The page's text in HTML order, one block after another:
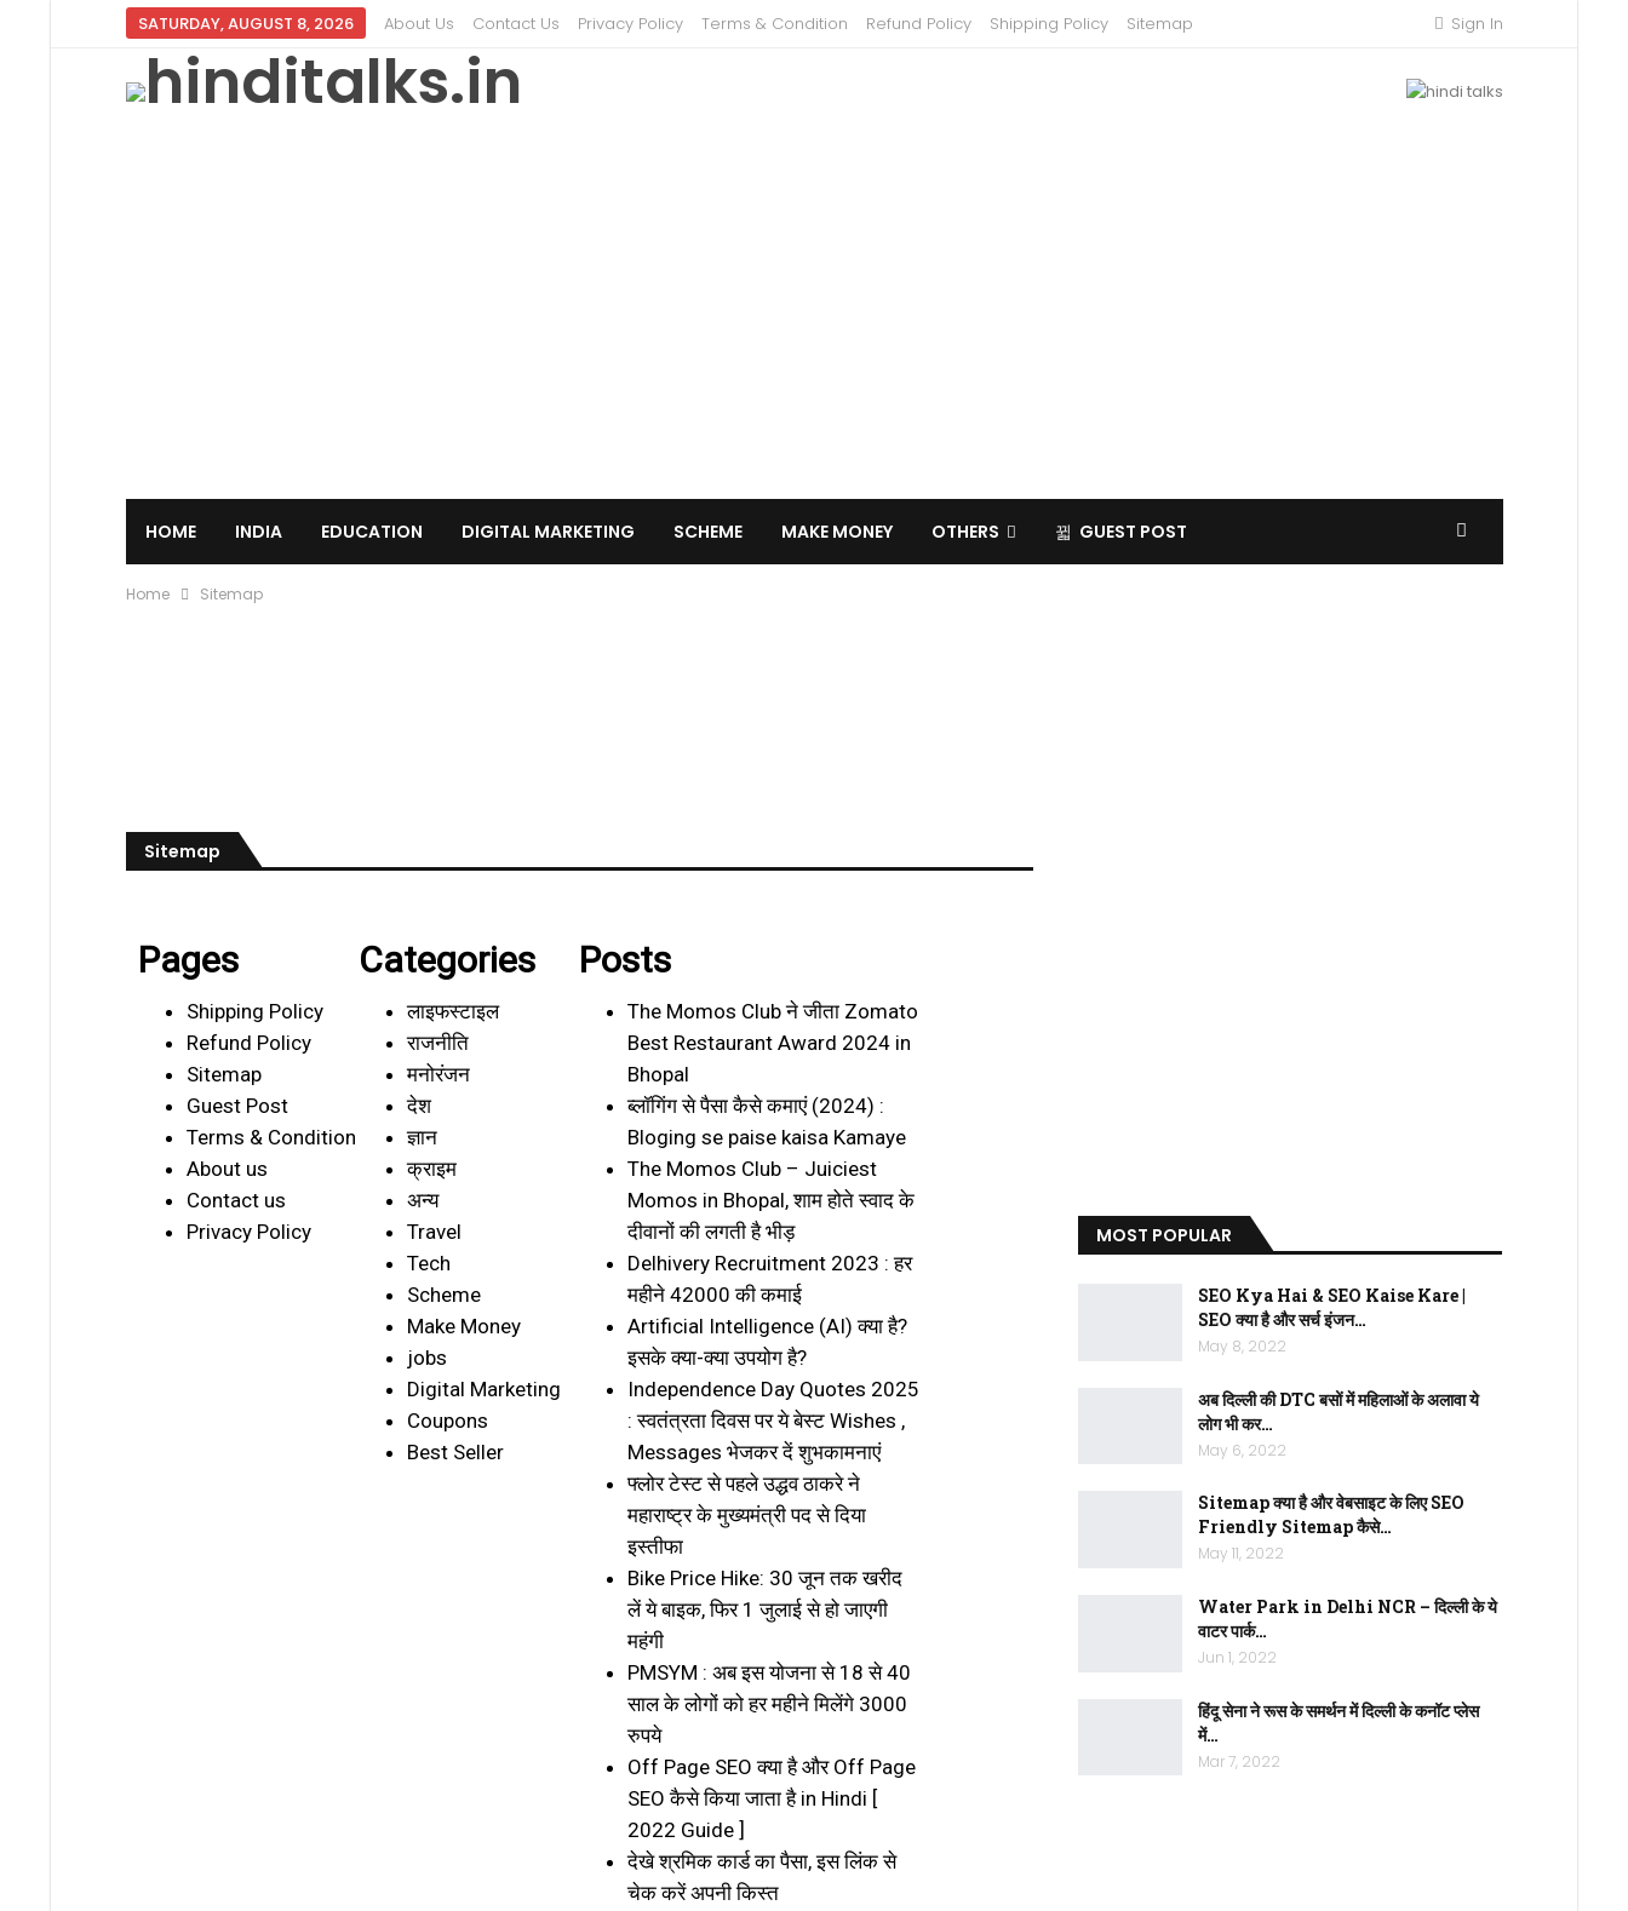
Sign In
SATURDAY, AUGUST 8, 2026 About Us Contact Us Privacy Policy Terms & Condition Refund Policy Shipping Policy Sitemap
HOME INDIA EDUCATION DIGITAL MARKETING SCHEME MAKE MONEY OTHERS GUEST POST
Home Sitemap
Sitemap
Pages
Shipping Policy
Refund Policy
Sitemap
Guest Post
Terms & Condition
About us
Contact us
Privacy Policy
Categories
लाइफस्टाइल
राजनीति
मनोरंजन
देश
ज्ञान
क्राइम
अन्य
Travel
Tech
Scheme
Make Money
jobs
Digital Marketing
Coupons
Best Seller
Posts
The Momos Club ने जीता Zomato
Best Restaurant Award 2024 in
Bhopal
ब्लॉगिंग से पैसा कैसे कमाएं (2024) :
Bloging se paise kaisa Kamaye
The Momos Club – Juiciest
Momos in Bhopal, शाम होते स्वाद के
दीवानों की लगती है भीड़
Delhivery Recruitment 2023 : हर
महीने 42000 की कमाई
Artificial Intelligence (AI) क्या है?
इसके क्या-क्या उपयोग है?
Independence Day Quotes 2025
: स्वतंत्रता दिवस पर ये बेस्ट Wishes ,
Messages भेजकर दें शुभकामनाएं
फ्लोर टेस्ट से पहले उद्धव ठाकरे ने
महाराष्ट्र के मुख्यमंत्री पद से दिया
इस्तीफा
Bike Price Hike: 30 जून तक खरीद
लें ये बाइक, फिर 1 जुलाई से हो जाएगी
महंगी
PMSYM : अब इस योजना से 18 से 40
साल के लोगों को हर महीने मिलेंगे 3000
रुपये
Off Page SEO क्या है और Off Page
SEO कैसे किया जाता है in Hindi [
2022 Guide ]
देखे श्रमिक कार्ड का पैसा, इस लिंक से
चेक करें अपनी किस्त
MOST POPULAR
SEO Kya Hai & SEO Kaise Kare |
SEO क्या है और सर्च इंजन…
May 8, 2022
अब दिल्ली की DTC बसों में महिलाओं के अलावा ये
लोग भी कर…
May 6, 2022
Sitemap क्या है और वेबसाइट के लिए SEO
Friendly Sitemap कैसे…
May 11, 2022
Water Park in Delhi NCR – दिल्ली के ये
वाटर पार्क…
Jun 1, 2022
हिंदू सेना ने रूस के समर्थन में दिल्ली के कनॉट प्लेस
में…
Mar 7, 2022